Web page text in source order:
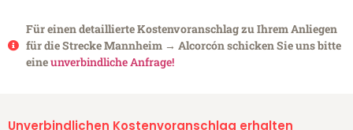
Für einen detaillierte Kostenvoranschlag zu Ihrem Anliegen
für die Strecke Mannheim → Alcorcón schicken Sie uns bitte
eineunverbindliche Anfrage!
Unverbindlichen Kostenvoranschlag erhalten